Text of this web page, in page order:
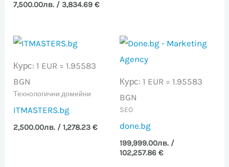
7,500.00лв. / 3,834.69 €
Курс: 1 EUR = 1.95583
BGN
Технологични домейни
ITMASTERS.bg
2,500.00лв. / 1,278.23 €
Курс: 1 EUR = 1.95583
BGN
SEO
done.bg
199,999.00лв. /
102,257.86 €